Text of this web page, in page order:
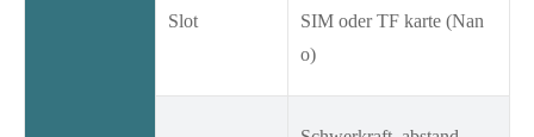
Slot
SIM oder TF karte (Nan
o)